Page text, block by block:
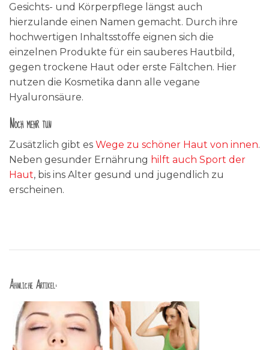
Gesichts- und Körperpflege längst auch
hierzulande einen Namen gemacht. Durch ihre
hochwertigen Inhaltsstoffe eignen sich die
einzelnen Produkte für ein sauberes Hautbild,
gegen trockene Haut oder erste Fältchen. Hier
nutzen die Kosmetika dann alle vegane
Hyaluronsäure.
Noch mehr tun
Zusätzlich gibt es Wege zu schöner Haut von innen.
Neben gesunder Ernährung hilft auch Sport der
Haut, bis ins Alter gesund und jugendlich zu
erscheinen.
Ähnliche Artikel: